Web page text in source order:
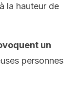
la hauteur de
un
personnes